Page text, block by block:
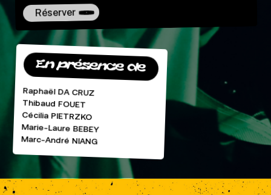
Réserver
En présence de
Raphaël DA CRUZ
Thibaud FOUET
Cécilia PIETRZKO
Marie-Laure BEBEY
Marc-André NIANG